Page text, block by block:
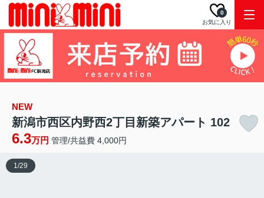
お気に入り
0
NEW
新潟市西区内野西2丁目新築アパート 102
6.3万円 管理/共益費 4,000円
1 /29